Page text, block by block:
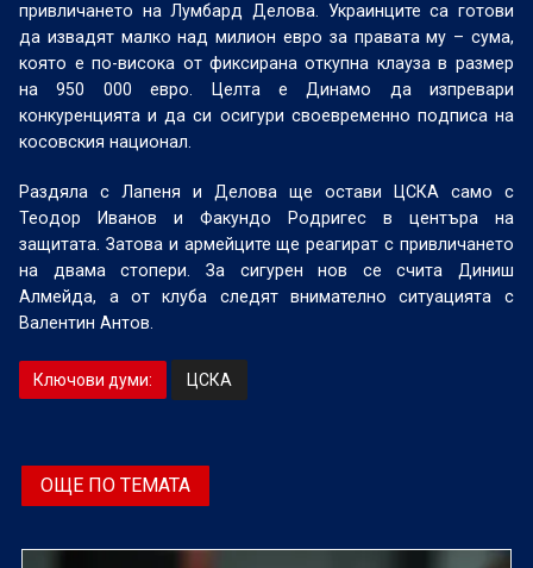
привличането на Лумбард Делова. Украинците са готови
да извадят малко над милион евро за правата му – сума,
която е по-висока от фиксирана откупна клауза в размер
на 950 000 евро. Целта е Динамо да изпревари
конкуренцията и да си осигури своевременно подписа на
косовския национал.
Раздяла с Лапеня и Делова ще остави ЦСКА само с
Теодор Иванов и Факундо Родригес в центъра на
защитата. Затова и армейците ще реагират с привличането
на двама стопери. За сигурен нов се счита Диниш
Алмейда, а от клуба следят внимателно ситуацията с
Валентин Антов.
Ключови думи: ЦСКА
ОЩЕ ПО ТЕМАТА